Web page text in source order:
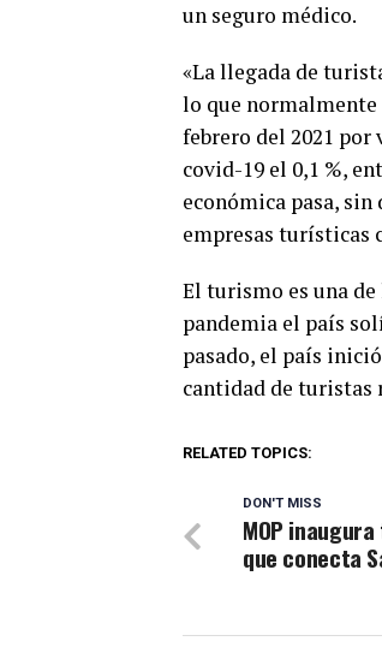
un seguro médico.
«La llegada de
lo que normalmente
febrero del 2021
covid-19 el 0,1 %,
económica pasa,
empresas turísticas
El turismo es una
pandemia el país
pasado, el país
cantidad de turistas
RELATED TOPICS:
DON'T MISS
MOP
que conecta